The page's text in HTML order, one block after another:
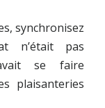
synchronisez
n’était pas
se faire
plaisanteries